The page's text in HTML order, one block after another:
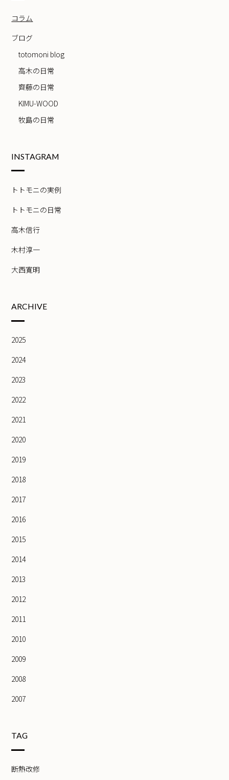
コラム
ブログ
totomoni blog
高木の日常
齊藤の日常
KIMU-WOOD
牧島の日常
INSTAGRAM
トトモニの実例
トトモニの日常
高木信行
木村淳一
大西寛明
ARCHIVE
2025
2024
2023
2022
2021
2020
2019
2018
2017
2016
2015
2014
2013
2012
2011
2010
2009
2008
2007
TAG
断熱改修